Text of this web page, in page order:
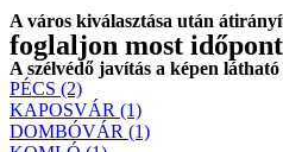
A város kiválasztása után
foglaljon most
A szélvédő javítás a képen
PÉCS (2)
KAPOSVÁR (1)
DOMBÓVÁR (1)